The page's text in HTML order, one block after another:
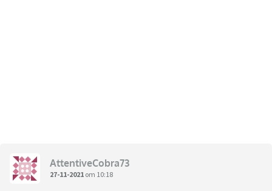
AttentiveCobra73
27-11-2021 om 10:18